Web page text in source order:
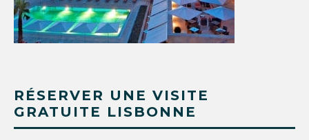
RÉSERVER UNE VISITE
GRATUITE LISBONNE